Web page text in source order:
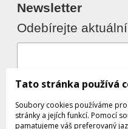
Newsletter
Odebírejte
Souhlasím s
Tato stránka používá
Soubory cookies používáme
stránky a jejích funkcí. Pomocí
pamatujeme váš preferovaný